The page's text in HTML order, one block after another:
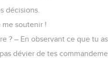
décisions.
me soutenir !
? – En observant ce que tu
dévier de tes